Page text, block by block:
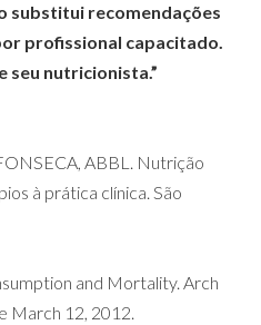
substitui recomendações
profissional capacitado.
seu nutricionista.”
ABBL. Nutrição
à prática clínica. São
and Mortality. Arch
March 12, 2012.